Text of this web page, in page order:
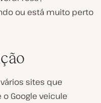
ou está muito perto
sites que
Google veicule